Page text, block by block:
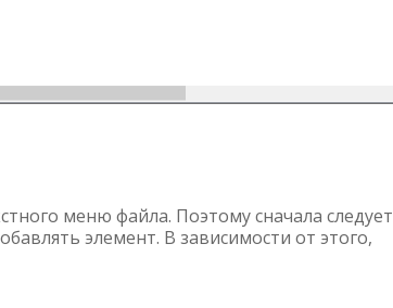
меню файла. Поэтому сначала следует
элемент. В зависимости от этого,